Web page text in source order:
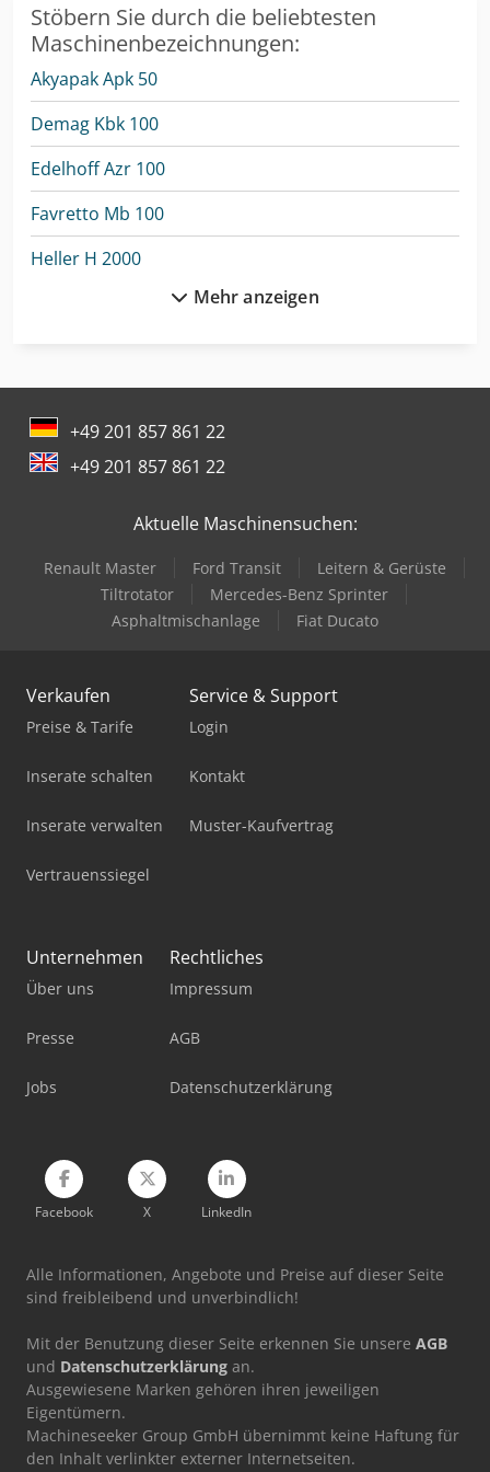
Stöbern Sie durch die beliebtesten
Maschinenbezeichnungen:
Akyapak Apk 50
Demag Kbk 100
Edelhoff Azr 100
Favretto Mb 100
Heller H 2000
Heller Hf 5500
Hermle
Kami Fkm 560 Hsa Ii-1
Kayakocvib Kvm 1000
Knuth Kpb 30
Löser Ks 100
Sahinler Bt 114 - S
Sahinler Hkm 65
Sahinler Hpk 50
Weinbrenner Gp 100
Mehr anzeigen
+49 201 857 861 22
+49 201 857 861 22
Aktuelle Maschinensuchen:
Renault Master Ford Transit
Leitern & Gerüste
Tiltrotator
Mercedes-Benz Sprinter
Asphaltmischanlage
Fiat Ducato
Verkaufen
Preise & Tarife
Inserate schalten
Inserate verwalten
Vertrauenssiegel
Service & Support
Login
Kontakt
Muster-Kaufvertrag
Unternehmen
Über uns
Presse
Jobs
Rechtliches
Impressum
AGB
Datenschutzerklärung
Facebook X LinkedIn
Alle Informationen, Angebote und Preise auf dieser Seite
sind freibleibend und unverbindlich!
Mit der Benutzung dieser Seite erkennen Sie unsere AGB
und Datenschutzerklärung an.
Ausgewiesene Marken gehören ihren jeweiligen
Eigentümern.
Machineseeker Group GmbH übernimmt keine Haftung für
den Inhalt verlinkter externer Internetseiten.